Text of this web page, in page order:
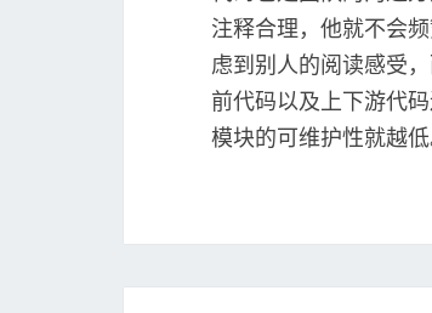
注释合理，他就不会
虑到别人的阅读感受
前代码以及上下游代
模块的可维护性就越低